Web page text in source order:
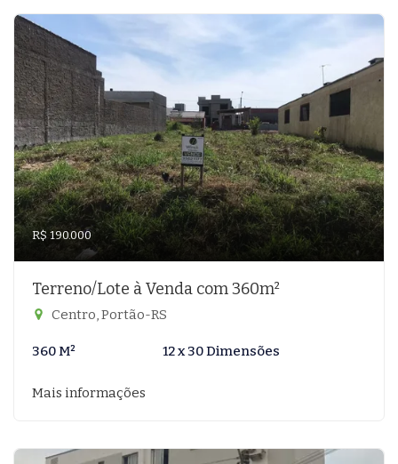
R$ 190.000
Terreno/Lote à Venda com 360m²
Centro, Portão-RS
360 M² 12 x 30 Dimensões
Mais informações